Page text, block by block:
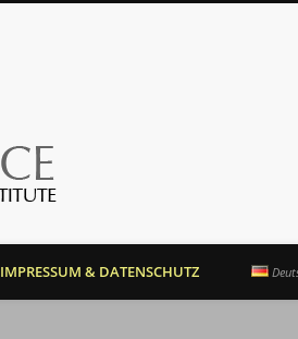
IMPRESSUM & DATENSCHUTZ